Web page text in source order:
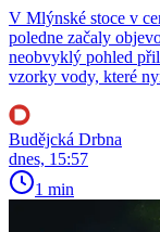
V Mlýnské stoce v
poledne začaly
neobvyklý pohled
vzorky vody, které
Budějcká Drbna
dnes, 15:57
1 min